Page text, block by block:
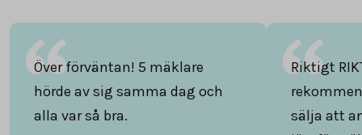
Över förväntan! 5 mäklare
hörde av sig samma dag och
alla var så bra.
Riktigt
sälja att